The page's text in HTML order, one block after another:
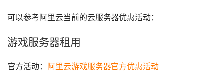
可以参考阿里云当前的云服务器优惠活动：
游戏服务器租用
官方活动： 阿里云游戏服务器官方优惠活动